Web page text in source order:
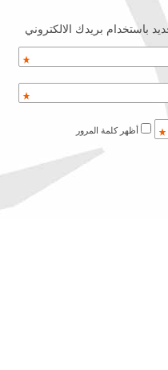
باستخدام بريدك الالكتروني